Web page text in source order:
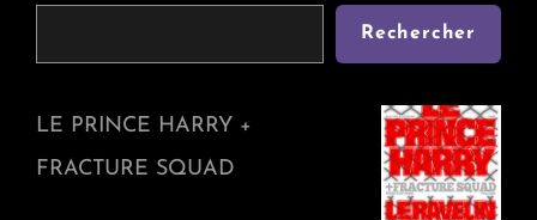
Rechercher
LE PRINCE HARRY +
FRACTURE SQUAD